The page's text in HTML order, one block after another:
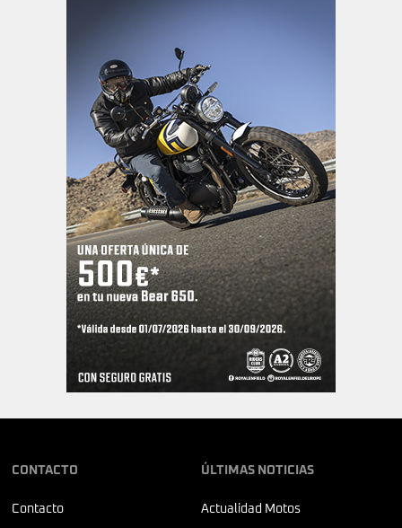
CONTACTO
Contacto
ÚLTIMAS NOTICIAS
Actualidad Motos